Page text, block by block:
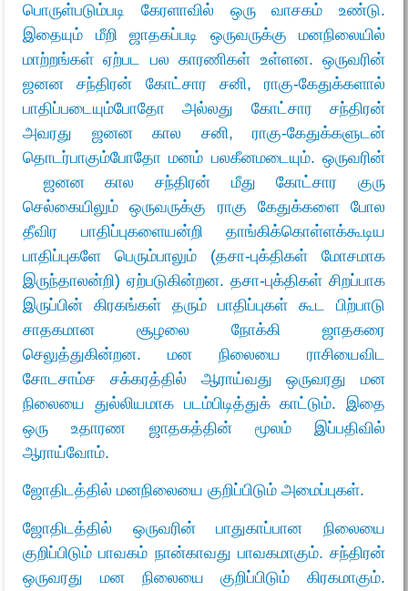
பொருள்படும்படி கேரளாவில் ஒரு வாசகம் உண்டு.
இதையும் மீறி ஜாதகப்படி ஒருவருக்கு மனநிலையில்
மாற்றங்கள் ஏற்பட பல காரணிகள் உள்ளன. ஒருவரின்
ஜனன சந்திரன் கோட்சார சனி, ராகு-கேதுக்களால்
பாதிப்படையும்போதோ அல்லது கோட்சார சந்திரன்
அவரது ஜனன கால சனி, ராகு-கேதுக்களுடன்
தொடர்பாகும்போதோ மனம் பலகீனமடையும். ஒருவரின்
ஜனன கால சந்திரன் மீது கோட்சார குரு
செல்கையிலும் ஒருவருக்கு ராகு கேதுக்களை போல
தீவிர பாதிப்புகளையன்றி தாங்கிக்கொள்ளக்கூடிய
பாதிப்புகளே பெரும்பாலும் (தசா-புக்திகள் மோசமாக
இருந்தாலன்றி) ஏற்படுகின்றன. தசா-புக்திகள் சிறப்பாக
இருப்பின் கிரகங்கள் தரும் பாதிப்புகள் கூட பிற்பாடு
சாதகமான சூழலை நோக்கி ஜாதகரை
செலுத்துகின்றன. மன நிலையை ராசியைவிட
சோடசாம்ச சக்கரத்தில் ஆராய்வது ஒருவரது மன
நிலையை துல்லியமாக படம்பிடித்துக் காட்டும். இதை
ஒரு உதாரண ஜாதகத்தின் மூலம் இப்பதிவில்
ஆராய்வோம்.
ஜோதிடத்தில் மனநிலையை குறிப்பிடும் அமைப்புகள்.
ஜோதிடத்தில் ஒருவரின் பாதுகாப்பான நிலையை
குறிப்பிடும் பாவகம் நான்காவது பாவகமாகும். சந்திரன்
ஒருவரது மன நிலையை குறிப்பிடும் கிரகமாகும்.